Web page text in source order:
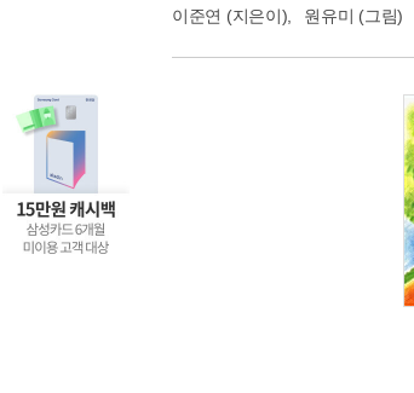
이준연 (지은이), 원유미 (그림)